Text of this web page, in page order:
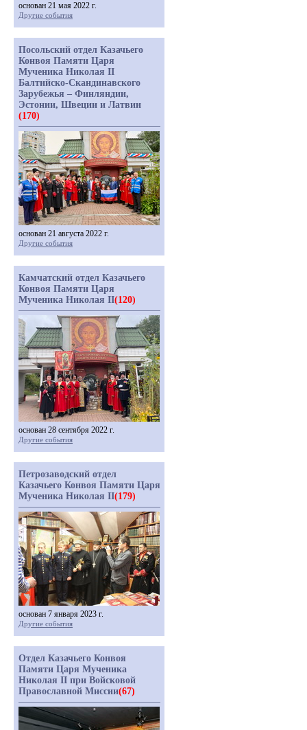
основан 21 мая 2022 г.
Другие события
Посольский отдел Казачьего
Конвоя Памяти Царя
Мученика Николая II
Балтийско-Скандинавского
Зарубежья – Финляндии,
Эстонии, Швеции и Латвии
(170)
основан 21 августа 2022 г.
Другие события
Камчатский отдел Казачьего
Конвоя Памяти Царя
Мученика Николая II(120)
основан 28 сентября 2022 г.
Другие события
Петрозаводский отдел
Казачьего Конвоя Памяти Царя
Мученика Николая II(179)
основан 7 января 2023 г.
Другие события
Отдел Казачьего Конвоя
Памяти Царя Мученика
Николая II при Войсковой
Православной Миссии(67)